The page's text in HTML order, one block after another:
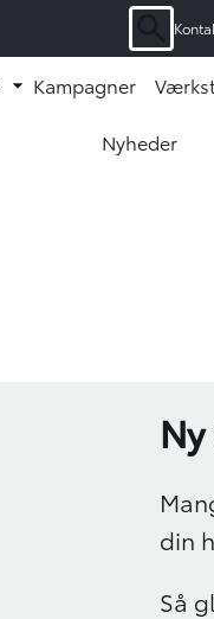
Søgning
Fold undermenu ud
Kampagner
Nyheder
din
Så